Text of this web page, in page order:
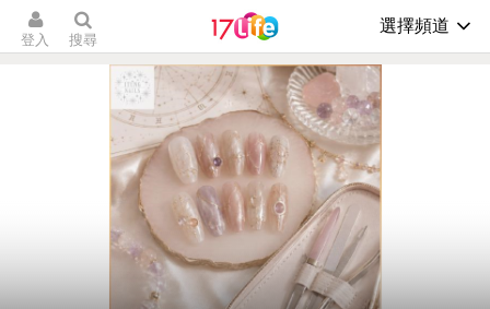
登入 搜尋
選擇頻道